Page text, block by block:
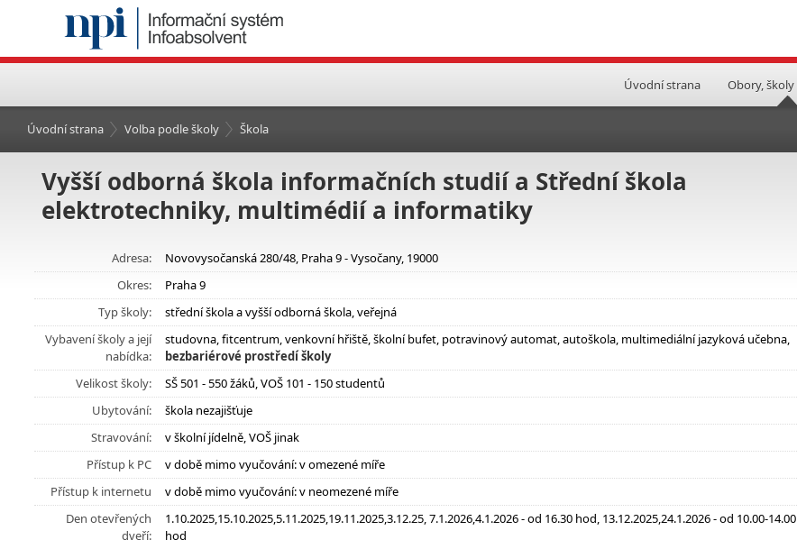
Úvodní strana Obory,
Úvodní strana Volba podle školy Škola
Vyšší odborná škola informačních studií a Střední škola
elektrotechniky, multimédií a informatiky
Adresa:
Novovysočanská 280/48, Praha 9 - Vysočany, 19000
Okres:
Praha 9
Typ školy:
střední škola a vyšší odborná škola, veřejná
Vybavení školy a její
nabídka:
studovna, fitcentrum, venkovní hřiště, školní bufet, potravinový automat, autoškola, multimediální jazyková učebna,
bezbariérové prostředí školy
Velikost školy:
SŠ 501 - 550 žáků, VOŠ 101 - 150 studentů
Ubytování:
škola nezajišťuje
Stravování:
v školní jídelně, VOŠ jinak
Přístup k PC
v době mimo vyučování: v omezené míře
Přístup k internetu
v době mimo vyučování: v neomezené míře
Den otevřených
dveří:
1.10.2025,15.10.2025,5.11.2025,19.11.2025,3.12.25, 7.1.2026,4.1.2026 - od 16.30 hod, 13.12.2025,24.1.2026 - od 10.00-14.00
hod